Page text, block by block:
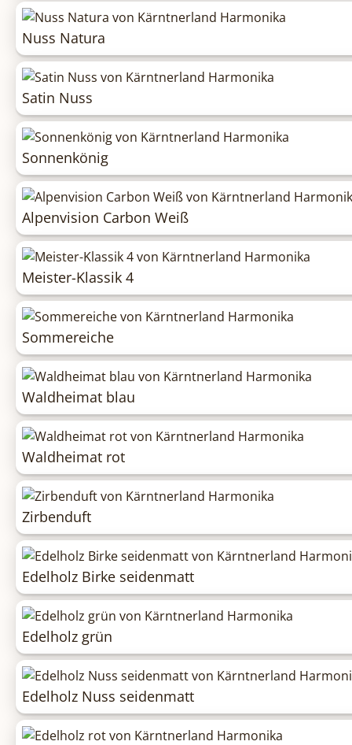
Nuss Natura
Satin Nuss
Sonnenkönig
Alpenvision Carbon Weiß
Meister-Klassik 4
Sommereiche
Waldheimat blau
Waldheimat rot
Zirbenduft
Edelholz Birke seidenmatt
Edelholz grün
Edelholz Nuss seidenmatt